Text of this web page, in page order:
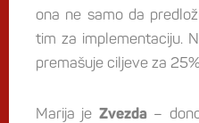
ona ne samo da
tim za implementaciju.
premašuje ciljeve za
Marija je Zvezda –